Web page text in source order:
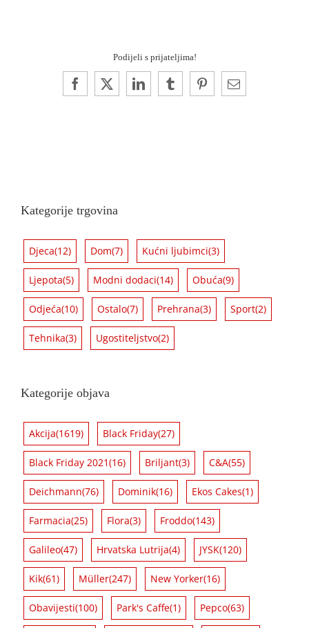
Podijeli s prijateljima!
Facebook
X LinkedInTumblrPinterestEmail:
Kategorije trgovina
Djeca(12) Dom(7) Kućni ljubimci(3)
Ljepota(5) Modni dodaci(14) Obuća(9)
Odjeća(10) Ostalo(7) Prehrana(3) Sport(2)
Tehnika(3) Ugostiteljstvo(2)
Kategorije objava
Akcija(1619) Black Friday(27)
Black Friday 2021(16) Briljant(3) C&A(55)
Deichmann(76) Dominik(16) Ekos Cakes(1)
Farmacia(25) Flora(3) Froddo(143)
Galileo(47) Hrvatska Lutrija(4) JYSK(120)
Kik(61) Müller(247) New Yorker(16)
Obavijesti(100) Park's Caffe(1) Pepco(63)